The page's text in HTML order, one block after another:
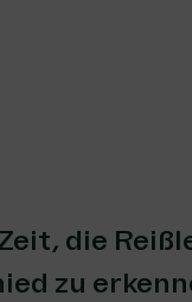
die
zu